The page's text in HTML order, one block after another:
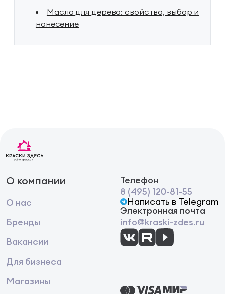
Масла для дерева: свойства, выбор и
нанесение
О компании
О нас
Бренды
Вакансии
Для бизнеса
Магазины
Телефон
8 (495) 120-81-55
Написать в Telegram
Электронная почта
info@kraski-zdes.ru